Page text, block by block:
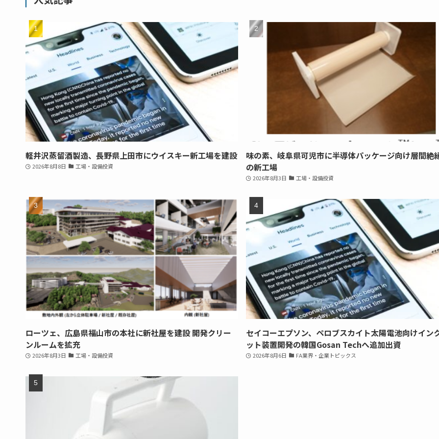
軽井沢蒸留酒製造、長野県上田市にウイスキー新工場を建設
2026年8月8日 工場・設備投資
味の素、岐阜県可児市に半導体パッケージ向け層間絶
の新工場
2026年8月3日 工場・設備投資
ローツェ、広島県福山市の本社に新社屋を建設 開発クリー
ンルームを拡充
2026年8月3日 工場・設備投資
セイコーエプソン、ペロブスカイト太陽電池向けイン
ット装置開発の韓国Gosan Techへ追加出資
2026年8月6日 FA業界・企業トピックス